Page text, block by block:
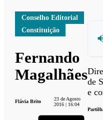
Conselho Editorial
Constituição
Fernando
Magalhães
Flávia Brito
23 de Agosto
2016 | 16:04
de
e